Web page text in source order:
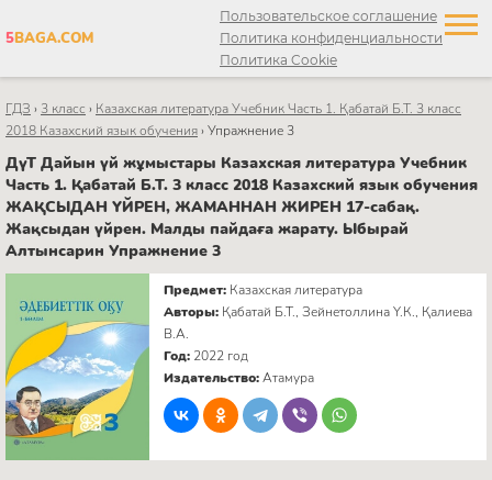
5BAGA.COM
Пользовательское соглашение
Политика конфиденциальности
Политика Cookie
ГДЗ › 3 класс › Казахская литература Учебник Часть 1. Қабатай Б.Т. 3 класс
2018 Казахский язык обучения›Упражнение 3
ДүТ Дайын үй жұмыстары Казахская литература Учебник
Часть 1. Қабатай Б.Т. 3 класс 2018 Казахский язык обучения
ЖАҚСЫДАН ҮЙРЕН, ЖАМАННАН ЖИРЕН 17-сабақ.
Жақсыдан үйрен. Малды пайдаға жарату. Ыбырай
Алтынсарин Упражнение 3
Предмет: Казахская литература
Авторы: Қабатай Б.Т., Зейнетоллина Ү.К., Қалиева
В.А.
Год: 2022 год
Издательство:Атамура